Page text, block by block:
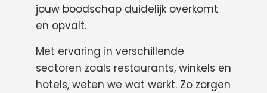
jouw boodschap duidelijk overkomt
en opvalt.
Met ervaring in verschillende
sectoren zoals restaurants, winkels en
hotels, weten we wat werkt. Zo zorgen